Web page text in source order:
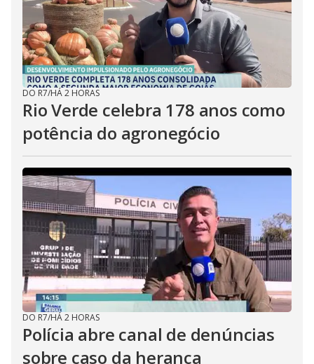
DO R7/HÁ 2 HORAS
Rio Verde celebra 178 anos como
potência do agronegócio
DO R7/HÁ 2 HORAS
Polícia abre canal de denúncias
sobre caso da herança